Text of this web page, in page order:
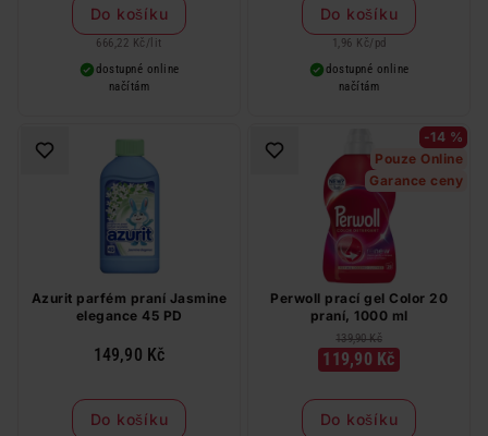
Do košíku
666,22 Kč / lit
dostupné online
načítám
Do košíku
1,96 Kč/ pd
dostupné online
načítám
Azurit parfém praní Jasmine
elegance 45 PD
149,90 Kč
Do košíku
-14 %
Pouze Online
Garance ceny
Perwoll prací gel Color 20
praní, 1000 ml
139,90 Kč
119,90 Kč
Do košíku